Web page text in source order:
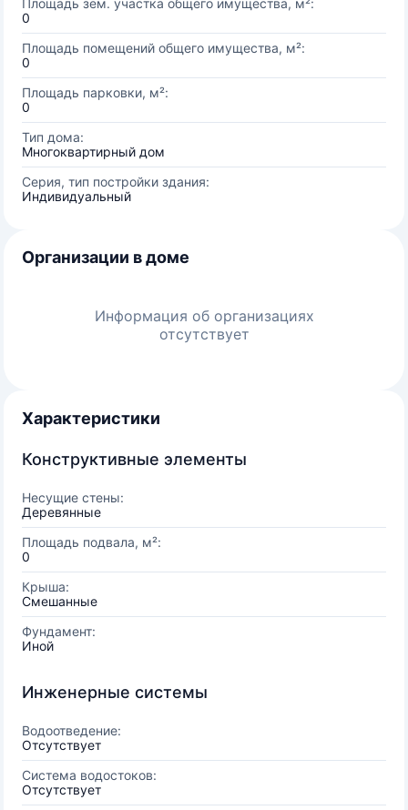
Площадь зем. участка общего имущества, м²:
0
Площадь помещений общего имущества, м²:
0
Площадь парковки, м²:
0
Тип дома:
Многоквартирный дом
Серия, тип постройки здания:
Индивидуальный
Организации в доме
Информация об организациях
отсутствует
Характеристики
Конструктивные элементы
Несущие стены:
Деревянные
Площадь подвала, м²:
0
Крыша:
Смешанные
Фундамент:
Иной
Инженерные системы
Водоотведение:
Отсутствует
Система водостоков:
Отсутствует